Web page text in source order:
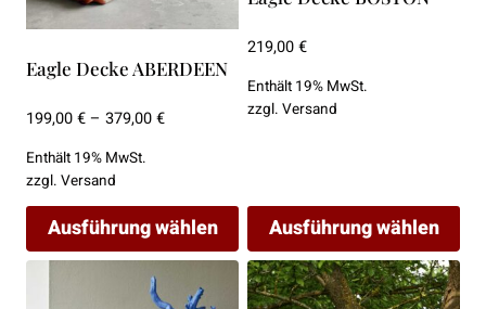
Eagle Decke ABERDEEN
199,00€– 379,00€Preisspanne:
Enthält 19% MwSt.
zzgl. Versand
Ausführung wählen
Dieses
219,00€
Enthält 19% MwSt.
zzgl. Versand
Ausführung wählen
Dieses
Produkt